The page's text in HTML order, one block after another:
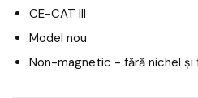
CE-CAT III
Model nou
Non-magnetic - fără nichel și